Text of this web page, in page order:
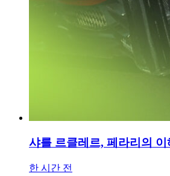
샤를 르클레르, 페라리의
한 시간 전